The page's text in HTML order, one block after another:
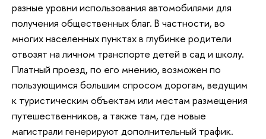
разные уровни использования автомобилями для
получения общественных благ. В частности, во
многих населенных пунктах в глубинке родители
отвозят на личном транспорте детей в сад и школу.
Платный проезд, по его мнению, возможен по
пользующимся большим спросом дорогам, ведущим
к туристическим объектам или местам размещения
путешественников, а также там, где новые
магистрали генерируют дополнительный трафик.